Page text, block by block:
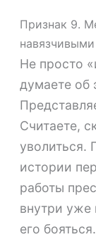
Признак 9.
навязчивыми
Не просто
думаете об
Считаете,
уволиться.
истории
работы
внутри уже
его бояться.